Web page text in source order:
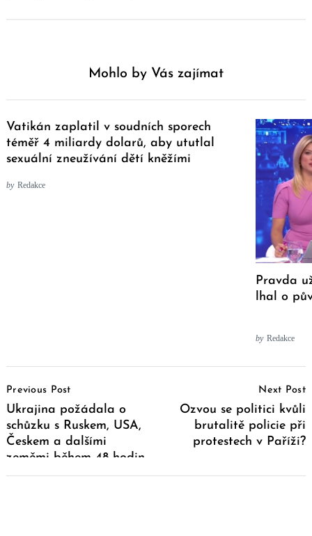
Mohlo by Vás zajímat
Vatikán zaplatil v soudních sporech
téměř 4 miliardy dolarů, aby ututlal
sexuální zneužívání dětí kněžími
by Redakce
Pravda
lhal o
by Redakce
Navigation
Previous Post
Ukrajina požádala o
schůzku s Ruskem, USA,
Českem a dalšími
zeměmi během 48 hodin
Next Post
Ozvou se politici kvůli
brutalitě policie při
protestech v Paříži?